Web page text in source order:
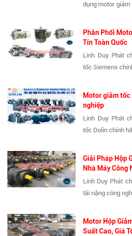
dụng motor giảm
Phân Phối
Tín Toàn Quốc
Linh Duy Phát
tốc Siemens
Motor giảm
nghiệp
Linh Duy Phát
tốc Dolin chính
Giải Pháp Hộp
Nhà Máy Công
Linh Duy Phát
tải nặng công
Motor Hộp
Suất Cao, Giá